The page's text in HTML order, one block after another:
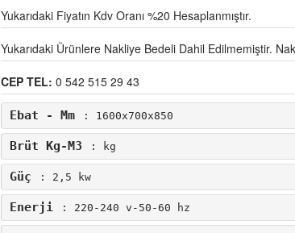
Yukarıdaki Fiyatın Kdv Oranı %20 Hesaplanmıştır.
Yukarıdaki Ürünlere Nakliye Bedeli Dahil Edilmemiştir.
CEP TEL: 0 542 515 29 43
Ebat - Mm : 1600x700x850
Brüt Kg-M3 : kg
Güç : 2,5 kw
Enerji : 220-240 v-50-60 hz